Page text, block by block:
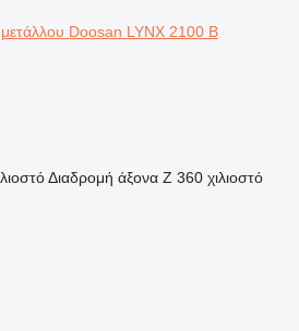
μετάλλου Doosan LYNX 2100 B
Διαδρομή άξονα Z 360 χιλιοστό